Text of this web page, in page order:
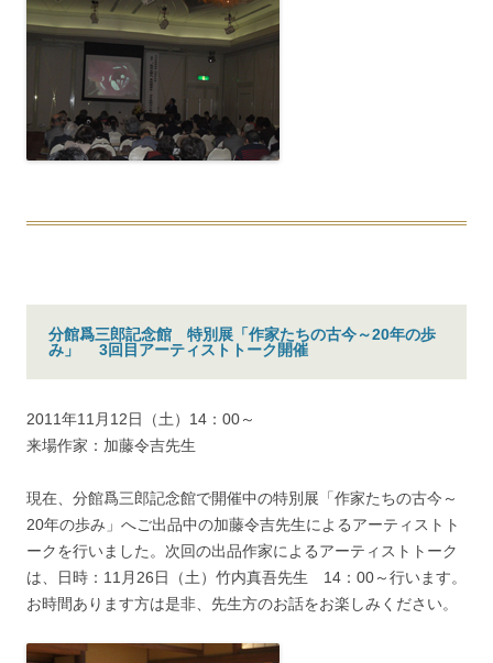
分館爲三郎記念館 特別展「作家たちの古今～20年の歩
み」 3回目アーティストトーク開催
2011年11月12日（土）14：00～
来場作家：加藤令吉先生
現在、分館爲三郎記念館で開催中の特別展「作家たちの古今～
20年の歩み」へご出品中の加藤令吉先生によるアーティストト
ークを行いました。次回の出品作家によるアーティストトーク
は、日時：11月26日（土）竹内真吾先生 14：00～行います。
お時間あります方は是非、先生方のお話をお楽しみください。